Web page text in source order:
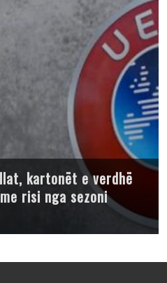
kartonët e verdhë
risi nga sezoni